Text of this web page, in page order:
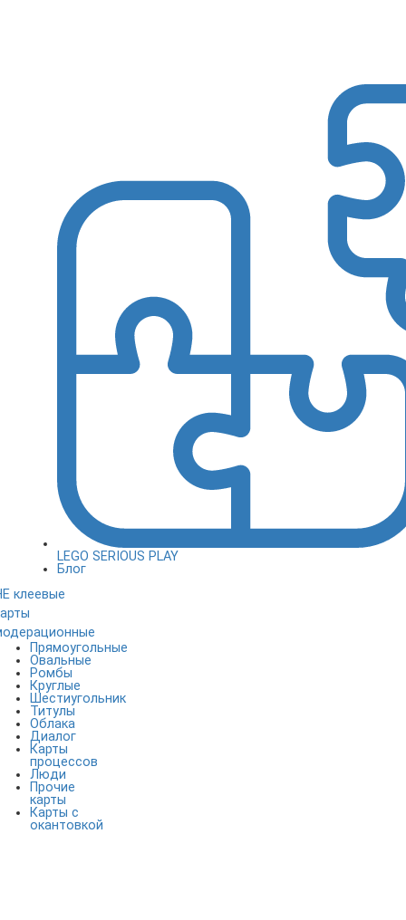
LEGO SERIOUS PLAY
Блог
клеевые
Прямоугольные
Овальные
Ромбы
Круглые
Шестиугольник
Титулы
Облака
Диалог
Карты
процессов
Люди
Прочие
карты
Карты с
окантовкой